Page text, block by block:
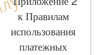
к Правилам
использования
платежных